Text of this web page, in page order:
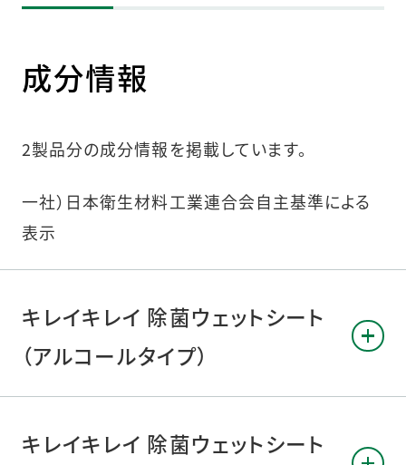
成分情報
2製品分の成分情報を掲載しています。
一社）日本衛生材料工業連合会自主基準による
表示
キレイキレイ 除菌ウェットシート
（アルコールタイプ）
キレイキレイ 除菌ウェットシート